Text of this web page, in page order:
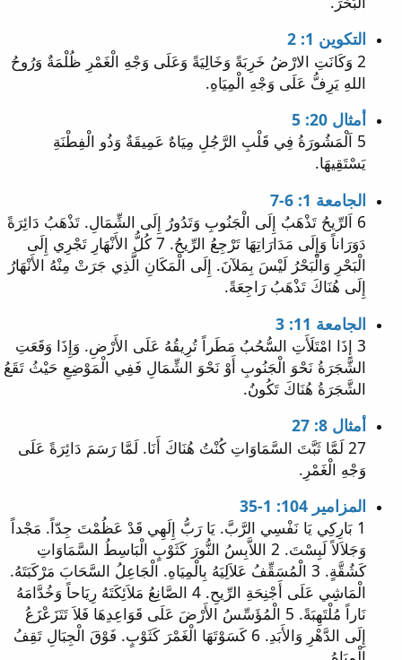
التكوين 1: 2
2 وَكَانَتِ الارْضُ خَرِبَةً وَخَالِيَةً وَعَلَى وَجْهِ الْغَمْرِ ظُلْمَةٌ وَرُوحُ
اللهِ يَرِفُّ عَلَى وَجْهِ الْمِيَاهِ.
أمثال 20: 5
5 اَلْمَشُورَةُ فِي قَلْبِ الرَّجُلِ مِيَاهٌ عَمِيقَةٌ وَذُو الْفِطْنَةِ
يَسْتَقِيهَا.
الجامعة 1: 6-7
6 اَلرِّيحُ تَذْهَبُ إِلَى الْجَنُوبِ وَتَدُورُ إِلَى الشِّمَالِ. تَذْهَبُ دَائِرَةً
دَوَرَاناً وَإِلَى مَدَارَاتِهَا تَرْجِعُ الرِّيحُ. 7 كُلُّ الأَنْهَارِ تَجْرِي إِلَى
الْبَحْرِ وَالْبَحْرُ لَيْسَ بِمَلآنَ. إِلَى الْمَكَانِ الَّذِي جَرَتْ مِنْهُ الأَنْهَارُ
إِلَى هُنَاكَ تَذْهَبُ رَاجِعَةً.
الجامعة 11: 3
3 إِذَا امْتَلَأَتِ السُّحُبُ مَطَراً تُرِيقُهُ عَلَى الأَرْضِ. وَإِذَا وَقَعَتِ
الشَّجَرَةُ نَحْوَ الْجَنُوبِ أَوْ نَحْوَ الشِّمَالِ فَفِي الْمَوْضِعِ حَيْثُ تَقَعُ
الشَّجَرَةُ هُنَاكَ تَكُونُ.
أمثال 8: 27
27 لَمَّا ثَبَّتَ السَّمَاوَاتِ كُنْتُ هُنَاكَ أَنَا. لَمَّا رَسَمَ دَائِرَةً عَلَى
وَجْهِ الْغَمْرِ.
المزامير 104: 1-35
1 بَارِكِي يَا نَفْسِي الرَّبَّ. يَا رَبُّ إِلَهِي قَدْ عَظُمْتَ جِدّاً. مَجْداً
وَجَلاَلاً لَبِسْتَ. 2 اللاَّبِسُ النُّورَ كَثَوْبٍ الْبَاسِطُ السَّمَاوَاتِ
كَشُقَّةٍ. 3 الْمُسَقِّفُ عَلاَلِيَهُ بِالْمِيَاهِ. الْجَاعِلُ السَّحَابَ مَرْكَبَتَهُ.
الْمَاشِي عَلَى أَجْنِحَةِ الرِّيحِ. 4 الصَّانِعُ مَلاَئِكَتَهُ رِيَاحاً وَخُدَّامَهُ
نَاراً مُلْتَهِبَةً. 5 الْمُؤَسِّسُ الأَرْضَ عَلَى قَوَاعِدِهَا فَلاَ تَتَزَعْزَعُ
إِلَى الدَّهْرِ وَالأَبَدِ. 6 كَسَوْتَهَا الْغَمْرَ كَثَوْبٍ. فَوْقَ الْجِبَالِ تَقِفُ